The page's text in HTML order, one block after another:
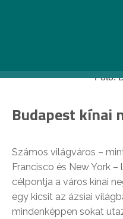
Fotó:
Budapest kínai
Számos világváros –
Francisco és New York
célpontja a város kínai
egy kicsit az ázsiai
mindenképpen sokat